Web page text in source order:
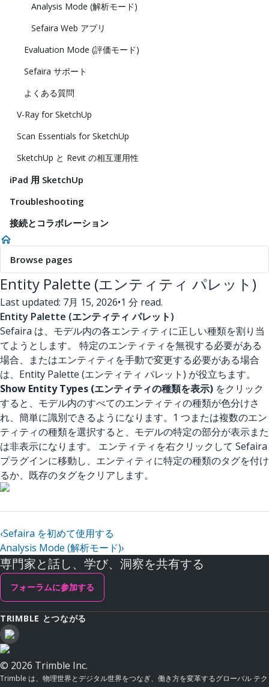
Analysis Mode (解析モード)
Sefaira Web アプリ
Evaluation Mode (評価モード)
Sefaira サポート
よくある質問
V-Ray for SketchUp
Scan Essentials for SketchUp
SketchUp と Revit の相互運用性
iPad 用 SketchUp
Troubleshooting
接続とコラボレーション
Browse pages
Entity Palette (エンティティ パレット)
Last updated: 7月 15, 2026•1 分 read.
Entity Palette (エンティティ パレット)
Sefaira は、モデル内の各エンティティに正しい種類を割り当
てようとします。 特定のエンティティを無視する必要がある
場合、またはエンティティを手動で変更する必要がある場合
は、Entity Palette (エンティティ パレット) が役立ちます。
Show Entity Types (エンティティの種類を表示) をクリック
すると、モデル内のすべてのエンティティの種類が色分けさ
れ、簡単に識別できるようになります。1 つまたは複数のエン
ティティの種類を選択すると、モデルの特定の部分が表示また
は非表示になります。 エンティティを右クリックして Sefaira
プラグインに移動し、エンティティに特定の種類のタグを付け
るか、既存のタグをクリアします。
‹Sefaira を初めて使用する
Analysis Mode (解析モード)›
専門家と話し、学び、洞察を共有する
フォーラムに参加する
TRIMBLE とつながる
© 2026 Trimble Inc.
Trimble は、物理世界とデジタル世界をつなぎ、働き方を変革するグローバル テク